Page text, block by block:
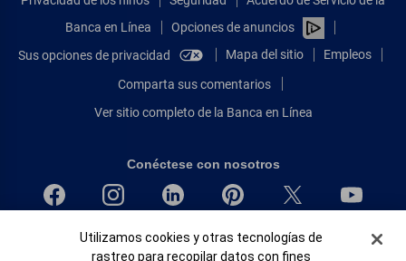
Banca en Línea
Opciones de anuncios
Sus opciones de privacidad
Mapa del sitio Empleos
Comparta sus comentarios
Ver sitio completo de la Banca en Línea
Conéctese con nosotros
Bank of America, N.A. Miembro de FDIC.
Igualdad de oportunidades en préstamos para viviendas
Banner de Cookies
Utilizamos cookies y otras tecnologías de
rastreo para recopilar datos con fines